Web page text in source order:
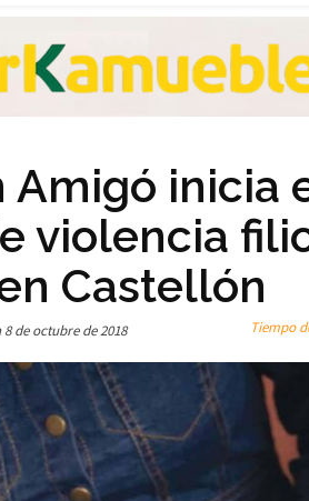
Amigó inicia
violencia
Castellón
8 de octubre de 2018 Tiempo